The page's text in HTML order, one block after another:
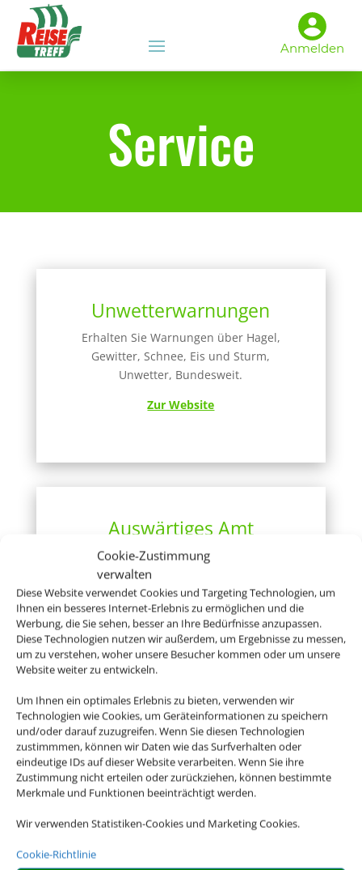
Cookie-Zustimmung
verwalten
Diese Website verwendet Cookies und Targeting Technologien, um
Ihnen ein besseres Internet-Erlebnis zu ermöglichen und die
Werbung, die Sie sehen, besser an Ihre Bedürfnisse anzupassen.
Diese Technologien nutzen wir außerdem, um Ergebnisse zu messen,
um zu verstehen, woher unsere Besucher kommen oder um unsere
Website weiter zu entwickeln.
Um Ihnen ein optimales Erlebnis zu bieten, verwenden wir
Technologien wie Cookies, um Geräteinformationen zu speichern
und/oder darauf zuzugreifen. Wenn Sie diesen Technologien
zustimmmen, können wir Daten wie das Surfverhalten oder
eindeutige IDs auf dieser Website verarbeiten. Wenn Sie ihre
Zustimmung nicht erteilen oder zurückziehen, können bestimmte
Merkmale und Funktionen beeinträchtigt werden.
Wir verwenden Statistiken-Cookies und Marketing Cookies.
Cookie-Richtlinie
Anmelden
Service
Unwetterwarnungen
Erhalten Sie Warnungen über Hagel,
Gewitter, Schnee, Eis und Sturm,
Unwetter, Bundesweit.
Zur Website
Auswärtiges Amt
Hier gibt´s Infos zu Ländern, Visa, Europa
und einigem mehr
Zur Website
Deutsche Visa und
Konsular Gesellschaft
Hier erhalten Sie Visa- und
Einreiseinformationen.
Zur Website